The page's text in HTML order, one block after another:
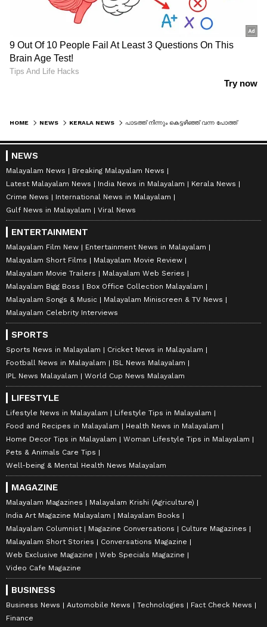
HOME NEWS KERALA NEWS
NEWS
Malayalam News
Breaking Malayalam News
Latest Malayalam News
India News in Malayalam
Kerala News
Crime News
International News in Malayalam
Gulf News in Malayalam
Viral News
ENTERTAINMENT
Malayalam Film New
Entertainment News in Malayalam
Malayalam Short Films
Malayalam Movie Review
Malayalam Movie Trailers
Malayalam Web Series
Malayalam Bigg Boss
Box Office Collection Malayalam
Malayalam Songs & Music
Malayalam Miniscreen & TV News
Malayalam Celebrity Interviews
SPORTS
Sports News in Malayalam
Cricket News in Malayalam
Football News in Malayalam
ISL News Malayalam
IPL News Malayalam
World Cup News Malayalam
LIFESTYLE
Lifestyle News in Malayalam
Lifestyle Tips in Malayalam
Food and Recipes in Malayalam
Health News in Malayalam
Home Decor Tips in Malayalam
Woman Lifestyle Tips in Malayalam
Pets & Animals Care Tips
Well-being & Mental Health News Malayalam
MAGAZINE
Malayalam Magazines
Malayalam Krishi (Agriculture)
India Art Magazine Malayalam
Malayalam Books
Malayalam Columnist
Magazine Conversations
Culture Magazines
Malayalam Short Stories
Conversations Magazine
Web Exclusive Magazine
Web Specials Magazine
Video Cafe Magazine
BUSINESS
Business News Automobile News Technologies
Fact Check News
Finance